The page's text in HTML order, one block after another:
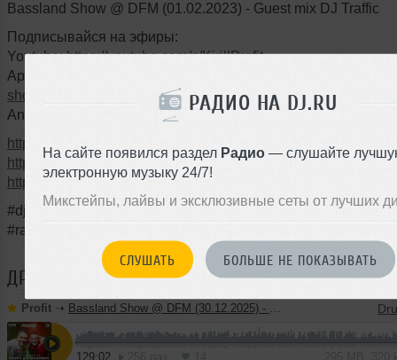
РАДИО НА DJ.RU
На сайте появился раздел Радио — слушайте
электронную музыку 24/7!
Микстейпы, лайвы и эксклюзивные сеты от лучших
СЛУШАТЬ БОЛЬШЕ НЕ ПОКАЗЫВАТЬ
Bassland Show @ DFM (01.02.2023) - Guest mix DJ Traffic
Подписывайся на эфиры:
Youtube:https://youtube.com/c/KirillProfit
Apple:
show/id1128353377?mt=2
Android:
https://basslandshow.podster.fm
https://t.me/profit_live
https://instagram.com/profit_dj
https://facebook.com/profitdj
#djprofit #bassland #basslandshow #drumandbass #dnb
#radioshow #bassmusic
ДРУГИЕ ТРЕКИPROFIT
Profit ➝ Bassland Show @ DFM (30.12.2025) - Profit & Strogonov. Best tracks 2025
129:02